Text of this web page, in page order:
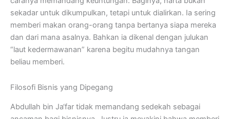
sekadar untuk dikumpulkan, tetapi untuk dialirkan. Ia sering
memberi makan orang-orang tanpa bertanya siapa mereka
dan dari mana asalnya. Bahkan ia dikenal dengan julukan
“laut kedermawanan” karena begitu mudahnya tangan
beliau memberi.
Filosofi Bisnis yang Dipegang
Abdullah bin Ja‘far tidak memandang sedekah sebagai